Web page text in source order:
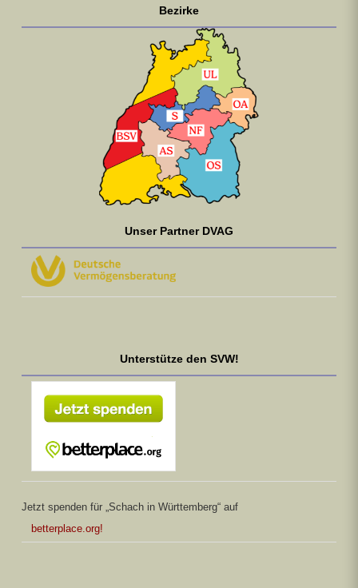
Bezirke
Unser Partner DVAG
Unterstütze den SVW!
Jetzt spenden für „Schach in Württemberg“ auf
betterplace.org!